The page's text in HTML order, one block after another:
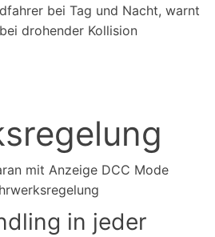
bei Tag und Nacht, warnt
drohender Kollision
in jeder